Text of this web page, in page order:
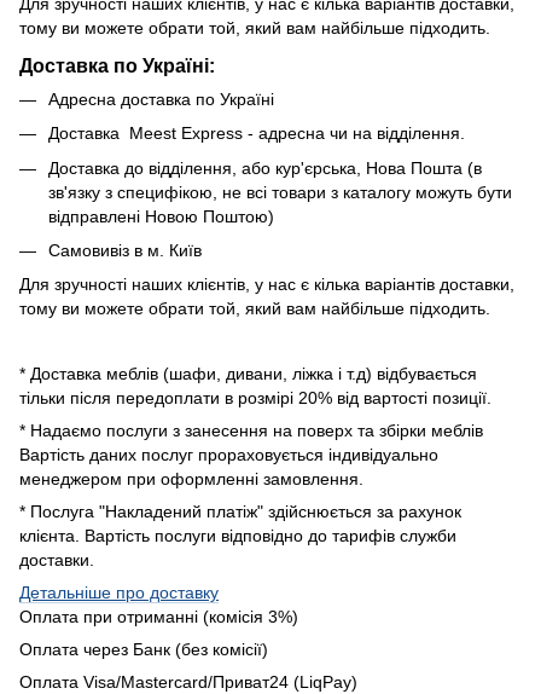
тому ви можете обрати той, який вам найбільше підходить.
Доставка по Україні:
Адресна доставка по Україні
Доставка Meest Express - адресна чи на відділення.
Доставка до відділення, або кур'єрська, Нова Пошта (в
зв'язку з специфікою, не всі товари з каталогу можуть бути
відправлені Новою Поштою)
Самовивіз в м. Київ
Для зручності наших клієнтів, у нас є кілька варіантів доставки,
тому ви можете обрати той, який вам найбільше підходить.
* Доставка меблів (шафи, дивани, ліжка і т.д) відбувається
тільки після передоплати в розмірі 20% від вартості позиції.
* Надаємо послуги з занесення на поверх та збірки меблів
Вартість даних послуг прораховується індивідуально
менеджером при оформленні замовлення.
* Послуга "Накладений платіж" здійснюється за рахунок
клієнта. Вартість послуги відповідно до тарифів служби
доставки.
Детальніше про доставку
Оплата при отриманні (комісія 3%)
Оплата через Банк (без комісії)
Оплата Visa/Mastercard/Приват24 (LiqPay)